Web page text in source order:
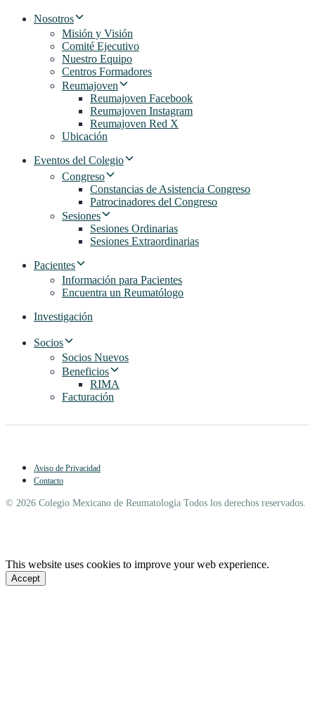
Nosotros
Misión y Visión
Comité Ejecutivo
Nuestro Equipo
Centros Formadores
Reumajoven
Reumajoven Facebook
Reumajoven Instagram
Reumajoven Red X
Ubicación
Eventos del Colegio
Congreso
Constancias de Asistencia Congreso
Patrocinadores del Congreso
Sesiones
Sesiones Ordinarias
Sesiones Extraordinarias
Pacientes
Información para Pacientes
Encuentra un Reumatólogo
Investigación
Socios
Socios Nuevos
Beneficios
RIMA
Facturación
Aviso de Privacidad
Contacto
© 2026 Colegio Mexicano de Reumatología Todos los derechos reservados.
This website uses cookies to improve your web experience.
Accept